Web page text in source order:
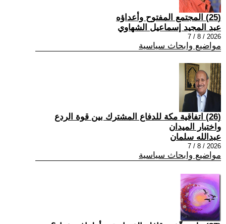
(25) المجتمع المفتوح وأعداؤه
عبد المجيد إسماعيل الشهاوي
2026 / 8 / 7
مواضيع وابحاث سياسية
(26) اتفاقية مكة للدفاع المشترك بين قوة الردع
واختبار الميدان
عبدالله سلمان
2026 / 8 / 7
مواضيع وابحاث سياسية